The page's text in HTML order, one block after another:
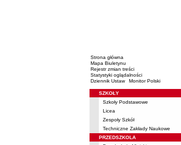
Strona główna
Mapa Biuletynu
Rejestr zmian treści
Statystyki oglądalności
Dziennik Ustaw
Monitor Polski
Menu
SZKOŁY
Szkoły Podstawowe
Licea
Zespoły Szkół
Techniczne Zakłady Naukowe
PRZEDSZKOLA